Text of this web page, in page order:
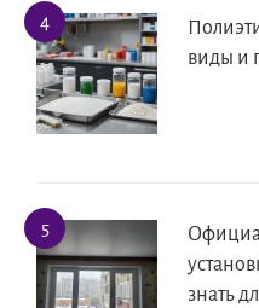
виды и
знать